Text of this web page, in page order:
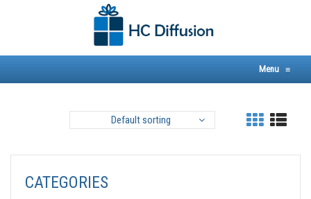
Menu ≡
CATEGORIES
Default sorting